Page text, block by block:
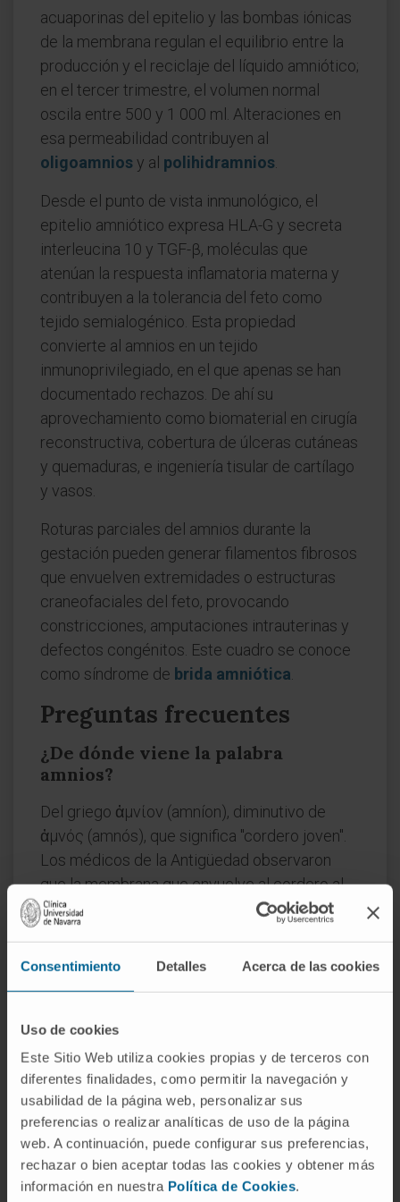
Consentimiento Detalles Acerca de las cookies
Uso de cookies
Este Sitio Web utiliza cookies propias y de terceros con
diferentes finalidades, como permitir la navegación y
usabilidad de la página web, personalizar sus
preferencias o realizar analíticas de uso de la página
web. A continuación, puede configurar sus preferencias,
rechazar o bien aceptar todas las cookies y obtener más
información en nuestra Política de Cookies.
acuaporinas del epitelio y las bombas iónicas
de la membrana regulan el equilibrio entre la
producción y el reciclaje del líquido amniótico;
en el tercer trimestre, el volumen normal
oscila entre 500 y 1 000 ml. Alteraciones en
esa permeabilidad contribuyen al
oligoamniosy al polihidramnios
Desde el punto de vista inmunológico, el
epitelio amniótico expresa HLA-G y secreta
interleucina 10 y TGF-β, moléculas que
atenúan la respuesta inflamatoria materna y
contribuyen a la tolerancia del feto como
tejido semialogénico. Esta propiedad
convierte al amnios en un tejido
inmunoprivilegiado, en el que apenas se han
documentado rechazos. De ahí su
aprovechamiento como biomaterial en cirugía
reconstructiva, cobertura de úlceras cutáneas
y quemaduras, e ingeniería tisular de cartílago
y vasos.
Roturas parciales del amnios durante la
gestación pueden generar filamentos fibrosos
que envuelven extremidades o estructuras
craneofaciales del feto, provocando
constricciones, amputaciones intrauterinas y
defectos congénitos. Este cuadro se conoce
como síndrome de brida amniótica
Preguntas frecuentes
¿De dónde viene la palabra
amnios?
Del griego ἀμνίον (amníon), diminutivo de
ἀμνός (amnós), que significa "cordero joven".
Los médicos de la Antigüedad observaron
que la membrana que envuelve al cordero al
nacer guardaba semejanza con la envoltura
embriología.
¿Es lo mismo amnios que saco
No exactamente. El amnios es solo la
membrana interna. El saco amniótico es el
conjunto formado por el amnios, el corion y el
líquido amniótico contenido entre ambos.
Coloquialmente se usa "bolsa de las aguas"
para referirse al saco completo.